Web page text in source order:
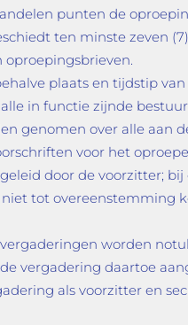
punten de
ten minste zeven
plaats en tijdstip
in functie zijnde
genomen over alle aan
voor het
door de voorzitter;
tot overeenstemming
worden
vergadering daartoe
als voorzitter en